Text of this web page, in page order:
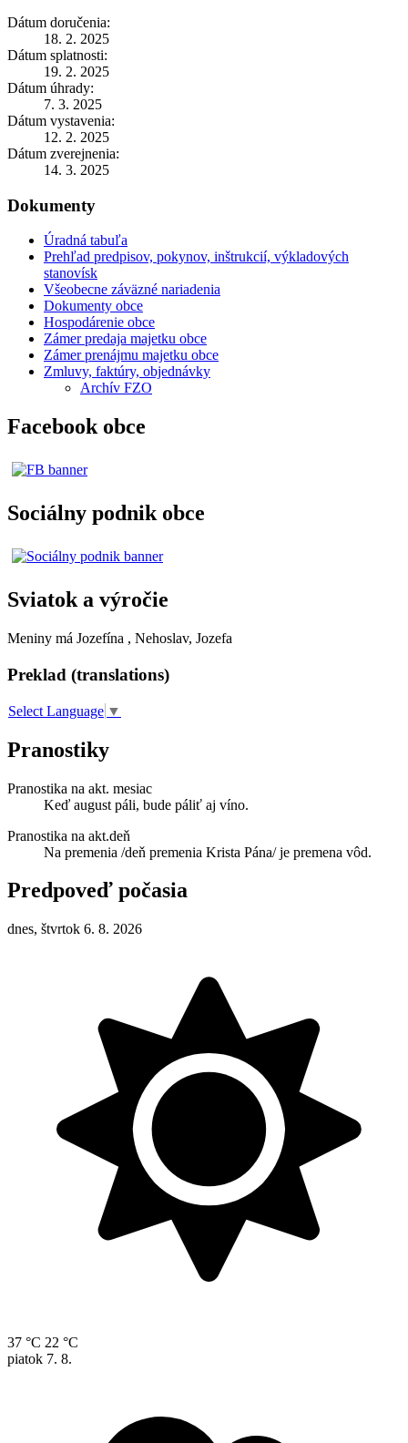
Dátum doručenia:
18. 2. 2025
Dátum splatnosti:
19. 2. 2025
Dátum úhrady:
7. 3. 2025
Dátum vystavenia:
12. 2. 2025
Dátum zverejnenia:
14. 3. 2025
Dokumenty
Úradná tabuľa
Prehľad predpisov, pokynov, inštrukcií, výkladových
stanovísk
Všeobecne záväzné nariadenia
Dokumenty obce
Hospodárenie obce
Zámer predaja majetku obce
Zámer prenájmu majetku obce
Zmluvy, faktúry, objednávky
Archív FZO
Facebook obce
Sociálny podnik obce
Sviatok a výročie
Meniny má Jozefína , Nehoslav, Jozefa
Preklad (translations)
Select Language ▼
Pranostiky
Pranostika na akt. mesiac
Keď august páli, bude páliť aj víno.
Pranostika na akt.deň
Na premenia /deň premenia Krista Pána/ je premena vôd.
Predpoveď počasia
dnes, štvrtok 6. 8. 2026
37 °C 22 °C
piatok 7. 8.